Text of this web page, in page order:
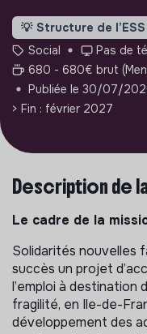
💡 Structure de l’ESS
Social
Pas de
680 - 680€ brut
Publiée le 30/07/
> Fin : février 2027
Description de
Le cadre de la
Solidarités nouvelles
succès un projet
l’emploi à destination
fragilité, en Ile-de-
développement des